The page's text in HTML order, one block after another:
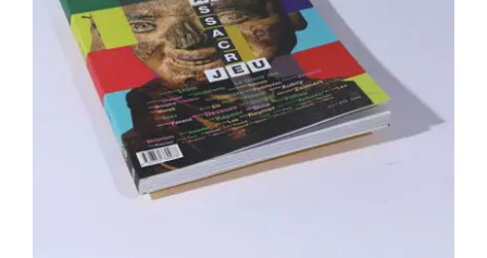
Area revue n°17 – Art, Massacre, et Jeu